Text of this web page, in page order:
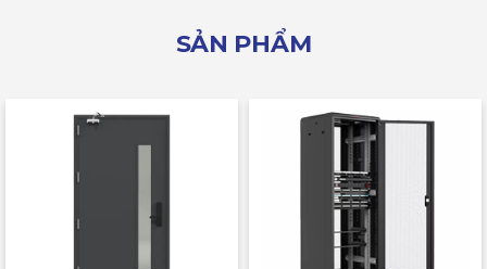
SẢN PHẨM